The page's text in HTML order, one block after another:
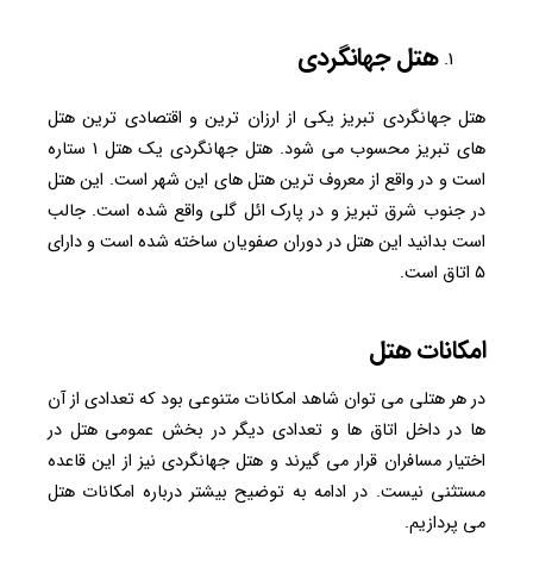
هتل جهانگردی
هتل جهانگردی تبریز یکی از ارزان ترین و اقتصادی ترین هتل
های تبریز محسوب می شود. هتل جهانگردی یک هتل ۱ ستاره
است و در واقع از معروف ترین هتل های این شهر است. این هتل
در جنوب شرق تبریز و در پارک ائل گلی واقع شده است. جالب
است بدانید این هتل در دوران صفویان ساخته شده است و دارای
۵ اتاق است.
امکانات هتل
در هر هتلی می توان شاهد امکانات متنوعی بود که تعدادی از آن
ها در داخل اتاق ها و تعدادی دیگر در بخش عمومی هتل در
اختیار مسافران قرار می گیرند و هتل جهانگردی نیز از این قاعده
مستثنی نیست. در ادامه به توضیح بیشتر درباره امکانات هتل
می پردازیم.